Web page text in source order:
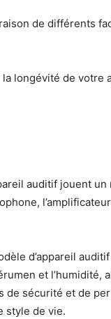
de différents
longévité de
auditif jouent
d’appareil
et l’humidité,
sécurité et de
style de vie.